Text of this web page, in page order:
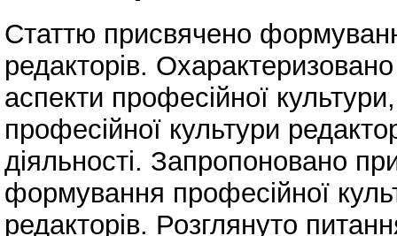
Статтю присвячено
редакторів. Охарактеризовано
аспекти професійної
професійної культури
діяльності. Запропоновано
формування професійної
редакторів. Розглянуто